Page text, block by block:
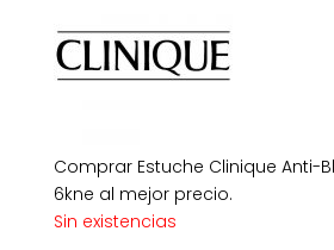
41,00€.
Comprar Estuche Clinique Anti-
6kne al mejor precio.
Sin existencias